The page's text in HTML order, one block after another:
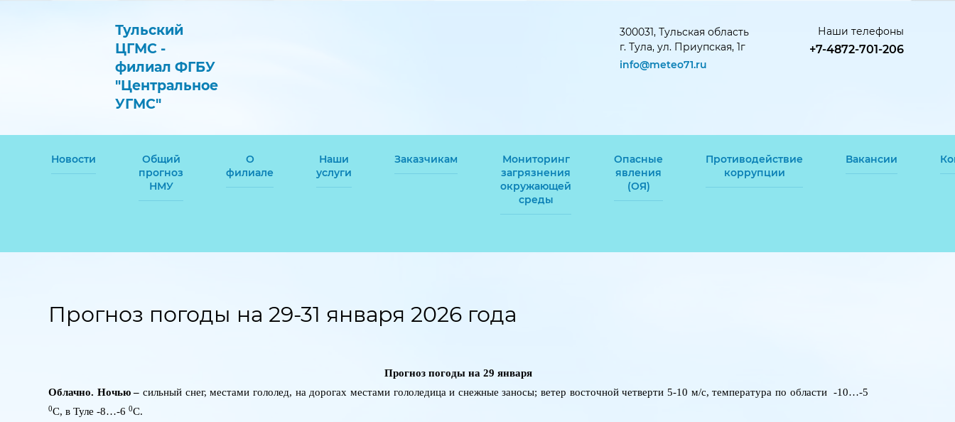
Тульский
ЦГМС -
филиал ФГБУ
"Центральное
УГМС"
300031, Тульская область
г. Тула, ул. Приупская, 1г
info@meteo71.ru
Наши телефоны
+7-4872-701-206
Новости
Общий
прогноз
НМУ
О
филиале
Наши
услуги
Заказчикам
Мониторинг
загрязнения
окружающей
среды
Опасные
явления
(ОЯ)
Противодействие
коррупции
Вакансии
Прогноз погоды на 29-31 января 2026 года
Прогноз погоды на 29 января
Облачно. Ночью – сильный снег, местами гололед, на дорогах местами гололедица и снежные заносы; ветер восточной четверти 5-10 м/с, температура по области -10…-5
0C, в Туле -8…-6 0C.